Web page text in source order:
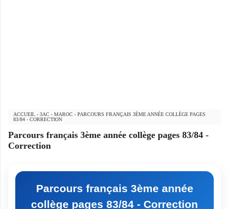
ACCUEIL › 3AC › MAROC › PARCOURS FRANÇAIS 3ÈME ANNÉE COLLÈGE PAGES
83/84 - CORRECTION
Parcours français 3ème année collège pages 83/84 -
Correction
Parcours français 3ème année
collège pages 83/84 - Correction